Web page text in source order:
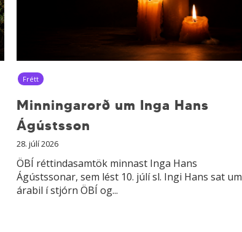
Frétt
Minningarorð um Inga Hans
Ágústsson
28. júlí 2026
ÖBÍ réttindasamtök minnast Inga Hans
Ágústssonar, sem lést 10. júlí sl. Ingi Hans sat um
árabil í stjórn ÖBÍ og...